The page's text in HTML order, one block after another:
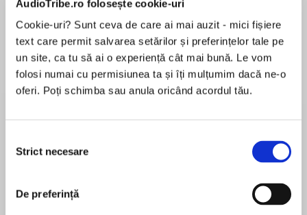
AudioTribe.ro folosește cookie-uri
Cookie-uri? Sunt ceva de care ai mai auzit - mici fișiere
text care permit salvarea setărilor și preferințelor tale pe
un site, ca tu să ai o experiență cât mai bună. Le vom
folosi numai cu permisiunea ta și îți mulțumim dacă ne-o
oferi. Poți schimba sau anula oricând acordul tău.
consimțământului
Strict necesare
De preferință
Desprecarte
Kiera Cass's Number 1 New York Times
bestselling Selection series has enchanted
whole new Selection - and find out what
Kiera Cass’s #1 New York Times bestselling
pentru această carte